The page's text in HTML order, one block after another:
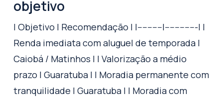
objetivo
| Objetivo | Recomendação | |----------|-------------| |
Renda imediata com aluguel de temporada |
Caiobá / Matinhos | | Valorização a médio
prazo | Guaratuba | | Moradia permanente com
tranquilidade | Guaratuba | | Moradia com